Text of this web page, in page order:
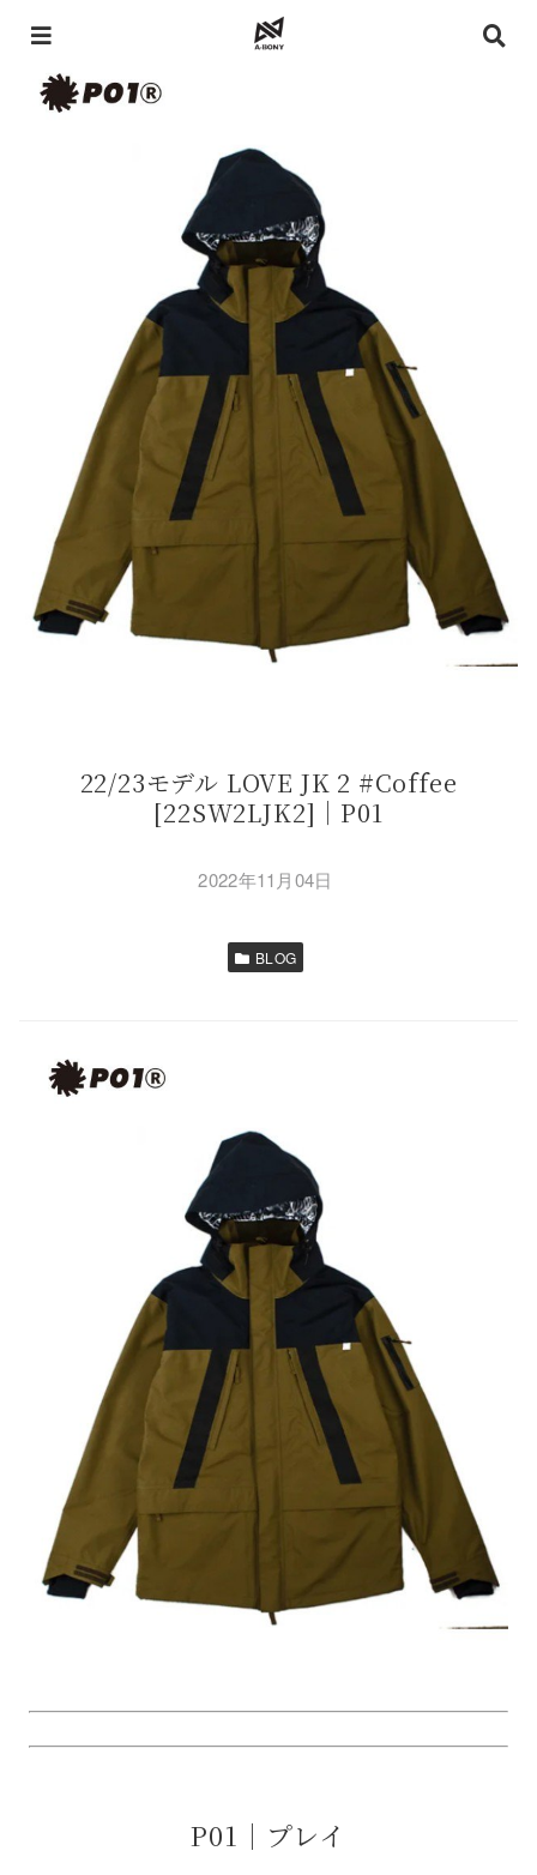
22/23モデル LOVE JK 2 #Coffee
[22SW2LJK2]｜P01
2022年11月04日
BLOG
P01｜プレイ